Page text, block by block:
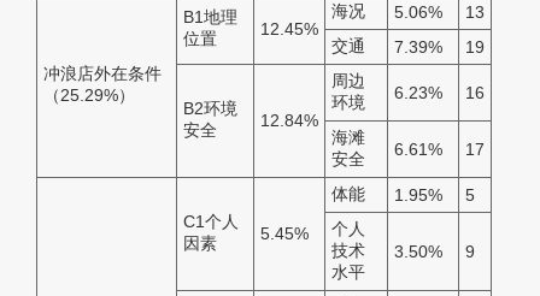
冲浪店外在条件
（25.29%）
B1地理
位置
12.45%
海况 5.06%
13
交通
7.39% 19
B2环境
安全
12.84%
周边
环境
6.23% 16
海滩
安全
6.61% 17
C1个人
因素
5.45%
体能 1.95%
5
个人
技术
水平
3.50% 9